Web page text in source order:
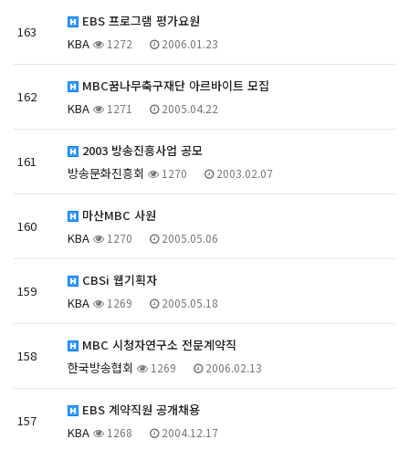
163
EBS 프로그램 평가요원
KBA
1272 2006.01.23
162
MBC꿈나무축구재단 아르바이트 모집
KBA
1271 2005.04.22
161
2003 방송진흥사업 공모
방송문화진흥회
1270 2003.02.07
160
마산MBC 사원
KBA
1270 2005.05.06
159
CBSi 웹기획자
KBA
1269 2005.05.18
158
MBC 시청자연구소 전문계약직
한국방송협회
1269 2006.02.13
157
EBS 계약직원 공개채용
KBA
1268 2004.12.17